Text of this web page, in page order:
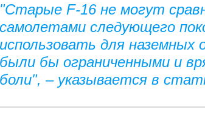
"Старые F-16 не могут
самолетами следующего
использовать для
были бы ограниченными и
боли", – указывается в